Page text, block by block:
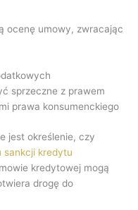
ocenę umowy, zwracając
sprzeczne z prawem
prawa konsumenckiego
jest określenie, czy
sankcji kredytu
kredytowej mogą
drogę do